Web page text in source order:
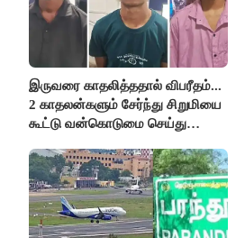
இருவரை காதலித்ததால் விபரீதம்...
2 காதலன்களும் சேர்ந்து சிறுமியை
கூட்டு வன்கொடுமை செய்து